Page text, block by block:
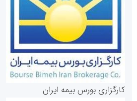
روابط عمومی خبرگزاری گزارش خبر
کارگزاری بورس بیمه ایران